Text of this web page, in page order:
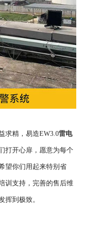
求精，易造EW3.0雷电
打开心扉，愿意为每个
望你们用起来特别省
训支持，完善的售后维
挥到极致。